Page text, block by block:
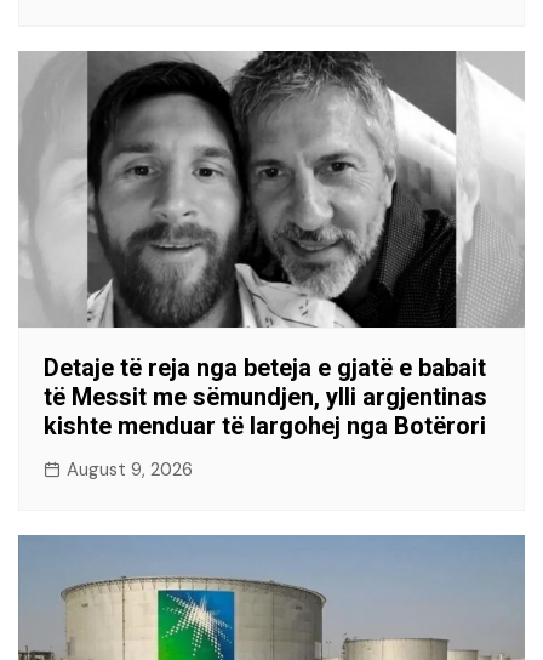
Detaje të reja nga beteja e gjatë e babait
të Messit me sëmundjen, ylli argjentinas
kishte menduar të largohej nga Botërori
August 9, 2026